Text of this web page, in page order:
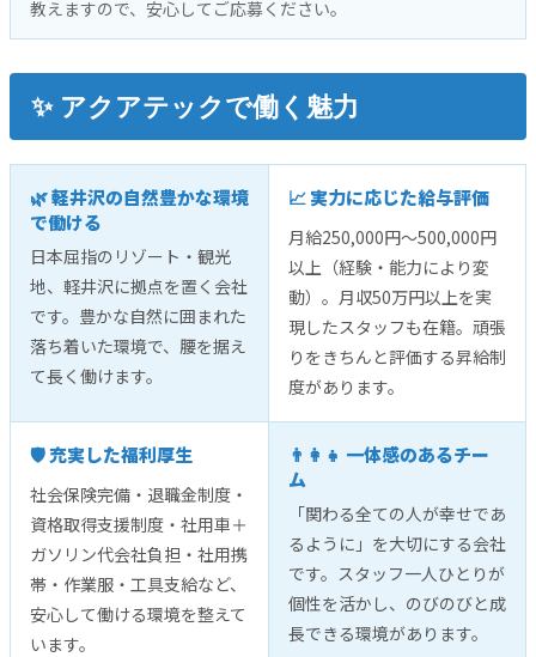
教えますので、安心してご応募ください。
✨ アクアテックで働く魅力
🌿 軽井沢の自然豊かな環境
で働ける
日本屈指のリゾート・観光
地、軽井沢に拠点を置く会社
です。豊かな自然に囲まれた
落ち着いた環境で、腰を据え
て長く働けます。
📈 実力に応じた給与評価
月給250,000円〜500,000円
以上（経験・能力により変
動）。月収50万円以上を実
現したスタッフも在籍。頑張
りをきちんと評価する昇給制
度があります。
🛡️ 充実した福利厚生
社会保険完備・退職金制度・
資格取得支援制度・社用車＋
ガソリン代会社負担・社用携
帯・作業服・工具支給など、
安心して働ける環境を整えて
います。
👨‍👩‍👧 一体感のあるチー
ム
「関わる全ての人が幸せであ
るように」を大切にする会社
です。スタッフ一人ひとりが
個性を活かし、のびのびと成
長できる環境があります。